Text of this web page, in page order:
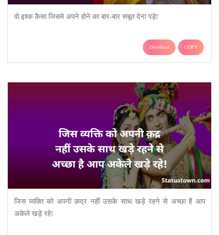
वो इश्क कैसा जिसमे अपने होने का बार-बार सबूत देना पड़े!
Download COPY
जिस व्यक्ति को अपनी क़द्र नहीं उसके साथ खड़े रहने से अच्छा है आप
अकेले खड़े रहे!